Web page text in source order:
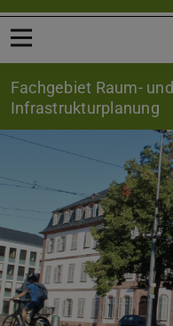
Menü öffnen
Fachgebiet Raum- und
Infrastrukturplanung